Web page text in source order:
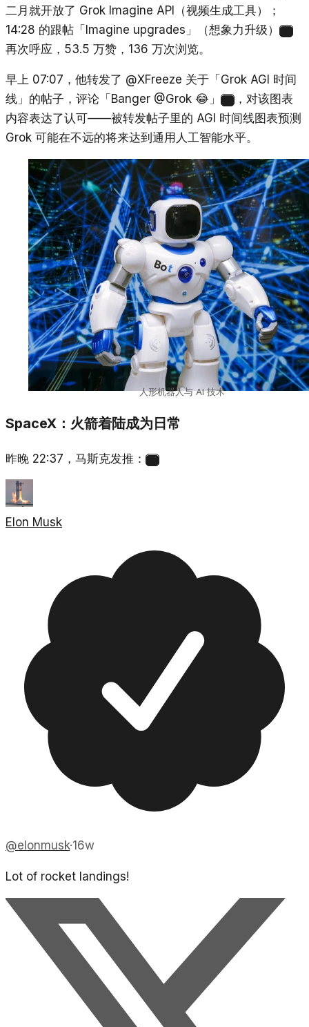
二月就开放了 Grok Imagine API（视频生成工具）；
14:28 的跟帖「Imagine upgrades」（想象力升级）
再次呼应，53.5 万赞，136 万次浏览。
早上 07:07，他转发了 @XFreeze 关于「Grok AGI 时间
线」的帖子，评论「Banger @Grok 😂」
，对该图表
内容表达了认可——被转发帖子里的 AGI 时间线图表预测
Grok 可能在不远的将来达到通用人工智能水平。
人形机器人与 AI 技术
SpaceX：火箭着陆成为日常
昨晚 22:37，马斯克发推：
Elon Musk
@elonmusk·16w
Lot of rocket landings!